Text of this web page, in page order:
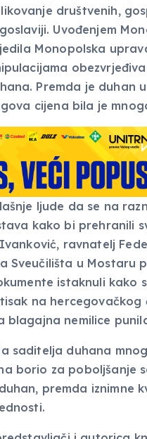
društvenih,
Uvođenjem
Monopolska
Premda je duhan
cijena bila je
ljude da se na
kako bi prehranili
ravnatelj
Sveučilišta u
istaknuli kako
na
blagajna nemilice
saditelja duhana
borio za poboljšanje
premda iznimne